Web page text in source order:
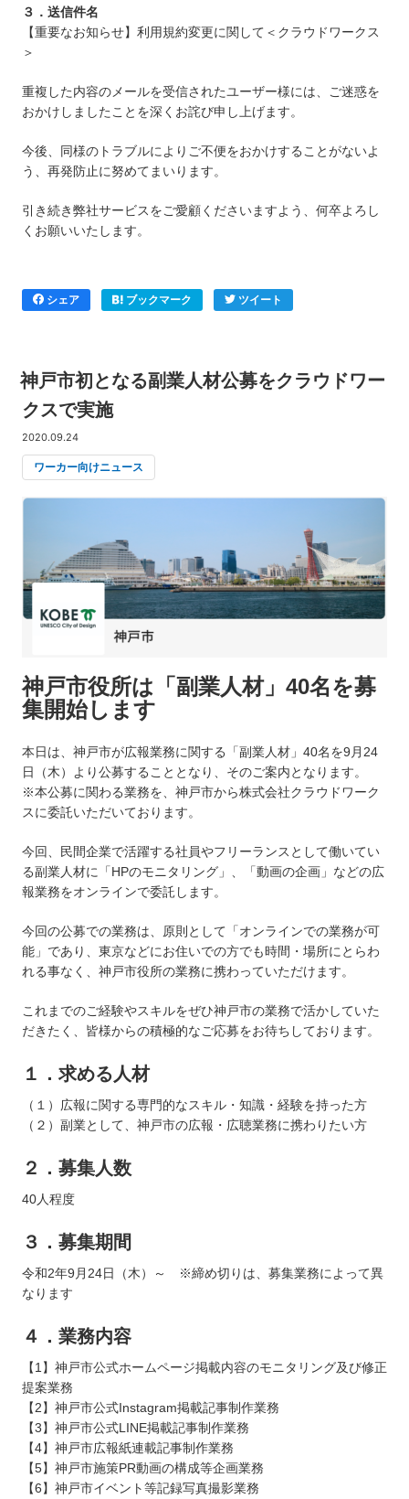
３．送信件名
【重要なお知らせ】利用規約変更に関して＜クラウドワークス
＞
重複した内容のメールを受信されたユーザー様には、ご迷惑を
おかけしましたことを深くお詫び申し上げます。
今後、同様のトラブルによりご不便をおかけすることがないよ
う、再発防止に努めてまいります。
引き続き弊社サービスをご愛顧くださいますよう、何卒よろし
くお願いいたします。
シェア ブックマーク ツイート
神戸市初となる副業人材公募をクラウドワー
クスで実施
2020.09.24
ワーカー向けニュース
神戸市役所は「副業人材」40名を募
集開始します
本日は、神戸市が広報業務に関する「副業人材」40名を9月24
日（木）より公募することとなり、そのご案内となります。
※本公募に関わる業務を、神戸市から株式会社クラウドワーク
スに委託いただいております。
今回、民間企業で活躍する社員やフリーランスとして働いてい
る副業人材に「HPのモニタリング」、「動画の企画」などの広
報業務をオンラインで委託します。
今回の公募での業務は、原則として「オンラインでの業務が可
能」であり、東京などにお住いでの方でも時間・場所にとらわ
れる事なく、神戸市役所の業務に携わっていただけます。
これまでのご経験やスキルをぜひ神戸市の業務で活かしていた
だきたく、皆様からの積極的なご応募をお待ちしております。
１．求める人材
（１）広報に関する専門的なスキル・知識・経験を持った方
（２）副業として、神戸市の広報・広聴業務に携わりたい方
２．募集人数
40人程度
３．募集期間
令和2年9月24日（木）～ ※締め切りは、募集業務によって異
なります
４．業務内容
【1】神戸市公式ホームページ掲載内容のモニタリング及び修正
提案業務
【2】神戸市公式Instagram掲載記事制作業務
【3】神戸市公式LINE掲載記事制作業務
【4】神戸市広報紙連載記事制作業務
【5】神戸市施策PR動画の構成等企画業務
【6】神戸市イベント等記録写真撮影業務